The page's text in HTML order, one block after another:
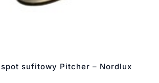
sufitowy Pitcher – Nordlux